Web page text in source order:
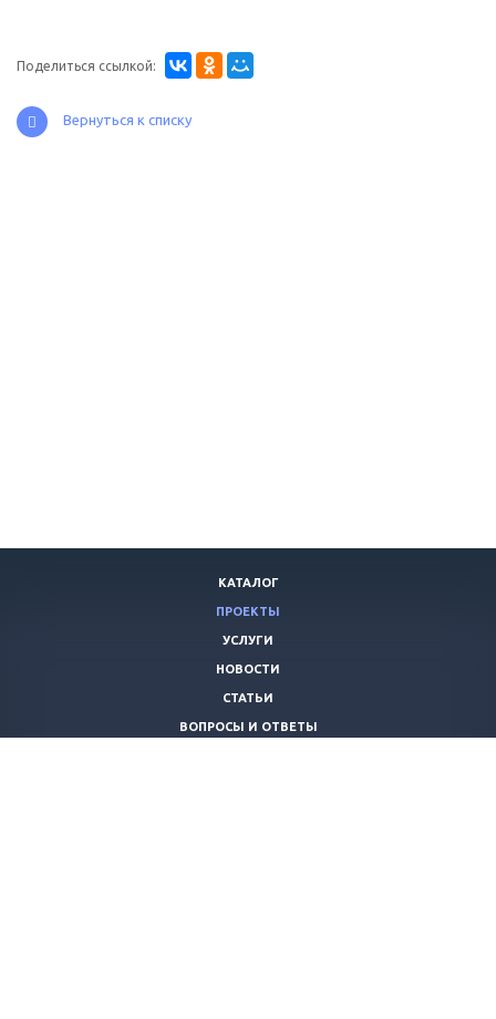
Поделиться ссылкой:
Вернуться к списку
КАТАЛОГ
ПРОЕКТЫ
УСЛУГИ
НОВОСТИ
СТАТЬИ
ВОПРОСЫ И ОТВЕТЫ